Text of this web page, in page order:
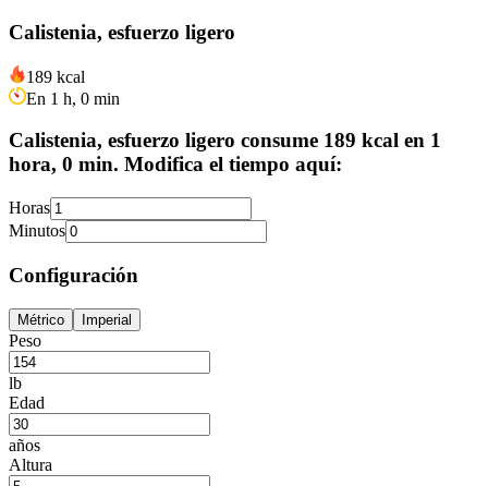
Calistenia, esfuerzo ligero
189 kcal
En 1 h, 0 min
Calistenia, esfuerzo ligero consume 189 kcal en 1
hora, 0 min. Modifica el tiempo aquí:
Horas
Minutos
Configuración
Métrico Imperial
Peso
lb
Edad
años
Altura